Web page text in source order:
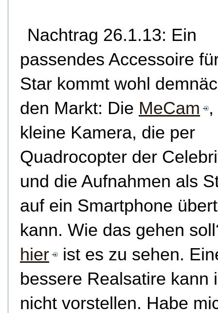
Nachtrag 26.1.13: Ein
passendes Accessoire
Star kommt wohl
den Markt: Die MeCam
kleine Kamera, die per
Quadrocopter der
und die Aufnahmen als
auf ein Smartphone
kann. Wie das gehen
hier
ist es zu sehen.
bessere Realsatire kann
nicht vorstellen. Habe